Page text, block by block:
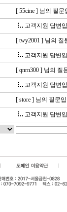
[ 55cine ] 님의 질문
고객지원 답변
[ twy2001 ] 님의 질
고객지원 답변
[ qnrn300 ] 님의 질
고객지원 답변
[ store ] 님의 질문
고객지원 답변